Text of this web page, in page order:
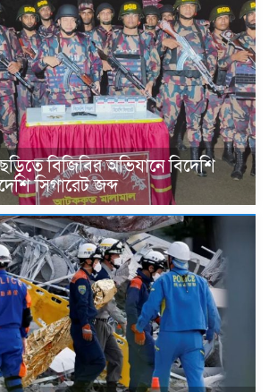
বিজিবির অভিযানে বিদেশি
সিগারেট জব্দ